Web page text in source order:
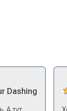
Dashing
А тут